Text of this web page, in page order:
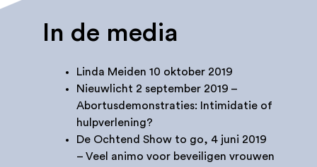
In de media
Linda Meiden 10 oktober 2019
Nieuwlicht 2 september 2019 –
Abortusdemonstraties: Intimidatie of
hulpverlening?
De Ochtend Show to go, 4 juni 2019
– Veel animo voor beveiligen vrouwen